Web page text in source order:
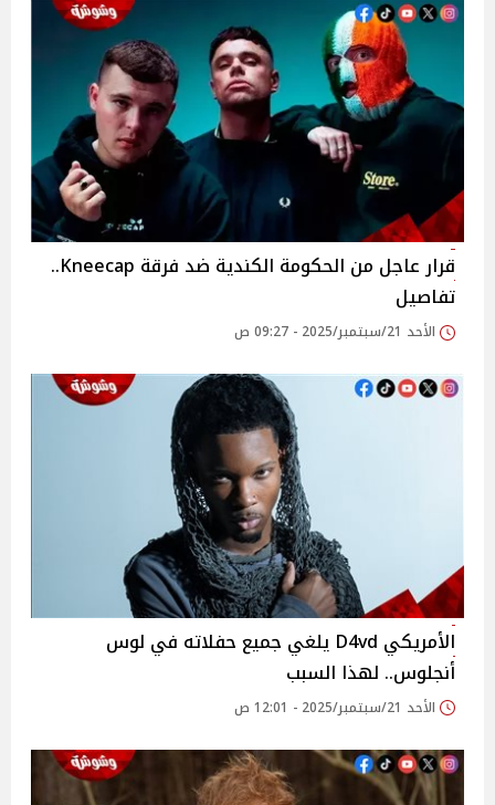
قرار عاجل من الحكومة الكندية ضد فرقة Kneecap..
تفاصيل
الأحد 21/سبتمبر/2025 - 09:27 ص
الأمريكي D4vd يلغي جميع حفلاته في لوس
أنجلوس.. لهذا السبب
الأحد 21/سبتمبر/2025 - 12:01 ص